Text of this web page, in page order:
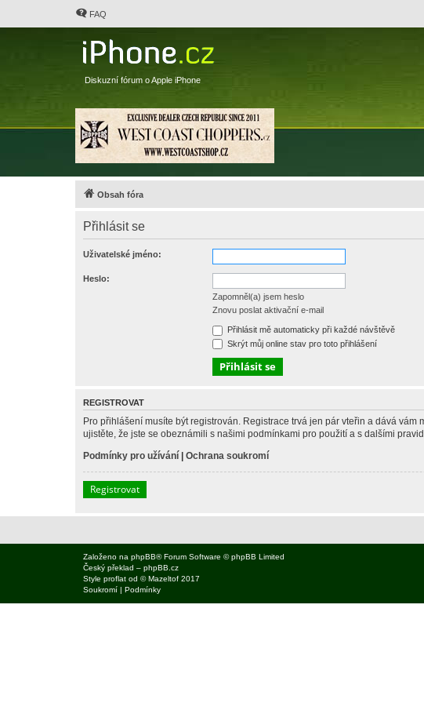
FAQ
Diskuzní fórum o Apple iPhone
Obsah fóra
Přihlásit se
Uživatelské jméno:
Heslo:
Zapomněl(a) jsem heslo
Znovu poslat aktivační e-mail
Přihlásit mě automaticky při každé návštěvě
Skrýt můj online stav pro toto přihlášení
REGISTROVAT
Pro přihlášení musíte být registrován. Registrace trvá jen pár vteřin a dává
ujistěte, že jste se obeznámili s našimi podmínkami pro použití a s dalšími
Podmínky pro užívání | Ochrana soukromí
Registrovat
Založeno na phpBB® Forum Software © phpBB Limited
Český překlad – phpBB.cz
Style proflat od ©Mazeltof 2017
Soukromí | Podmínky